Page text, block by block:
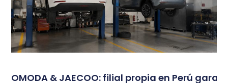
OMODA & JAECOO: filial propia en Perú